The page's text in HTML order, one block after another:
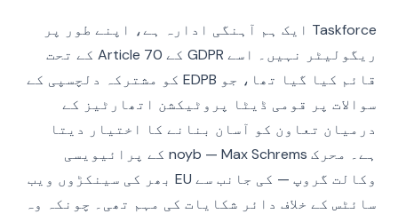
Taskforce ایک ہم آہنگی ادارہ ہے، اپنے طور پر
ریگولیٹر نہیں۔ اسے GDPR کے Article 70 کے تحت
قائم کیا گیا تھا، جو EDPB کو مشترکہ دلچسپی کے
سوالات پر قومی ڈیٹا پروٹیکشن اتھارٹیز کے
درمیان تعاون کو آسان بنانے کا اختیار دیتا
ہے۔ محرک noyb — Max Schrems کے پرائیویسی
وکالت گروپ — کی جانب سے EU بھر کی سینکڑوں ویب
سائٹس کے خلاف دائر شکایات کی مہم تھی۔ چونکہ وہ